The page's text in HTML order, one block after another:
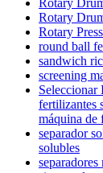
Rotary
Rotary
Rotary
round ball
sandwich
screening
Seleccionar
fertilizantes
máquina de
separador
solubles
separadores